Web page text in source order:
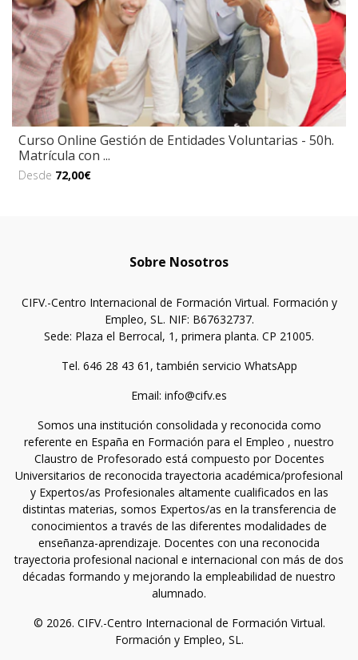
Curso Online Gestión de Entidades Voluntarias - 50h.
Matrícula con ...
Desde 72,00€
Sobre Nosotros
CIFV.-Centro Internacional de Formación Virtual. Formación y
Empleo, SL. NIF: B67632737.
Sede: Plaza el Berrocal, 1, primera planta. CP 21005.
Tel. 646 28 43 61, también servicio WhatsApp
Email: info@cifv.es
Somos una institución consolidada y reconocida como
referente en España en Formación para el Empleo , nuestro
Claustro de Profesorado está compuesto por Docentes
Universitarios de reconocida trayectoria académica/profesional
y Expertos/as Profesionales altamente cualificados en las
distintas materias, somos Expertos/as en la transferencia de
conocimientos a través de las diferentes modalidades de
enseñanza-aprendizaje. Docentes con una reconocida
trayectoria profesional nacional e internacional con más de dos
décadas formando y mejorando la empleabilidad de nuestro
alumnado.
© 2026. CIFV.-Centro Internacional de Formación Virtual.
Formación y Empleo, SL.